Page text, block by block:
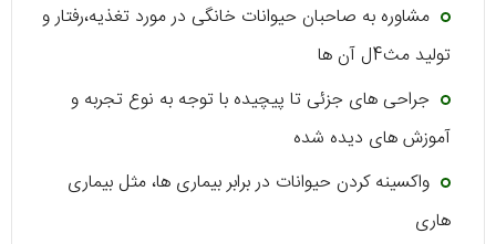
مشاوره به صاحبان حیوانات خانگی در مورد تغذیه،رفتار و
تولید مث4ل آن ها
جراحی های جزئی تا پیچیده با توجه به نوع تجربه و
آموزش های دیده شده
واکسینه کردن حیوانات در برابر بیماری ها، مثل بیماری
هاری